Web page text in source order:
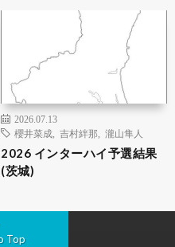
2026.07.13
櫻井菜成
吉村絆那 瀧山隼人
2026 インターハイ予選結果
(茨城)
Top